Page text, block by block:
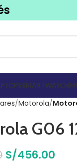
SMARTWATCH
Motorola
G06
S/456.00